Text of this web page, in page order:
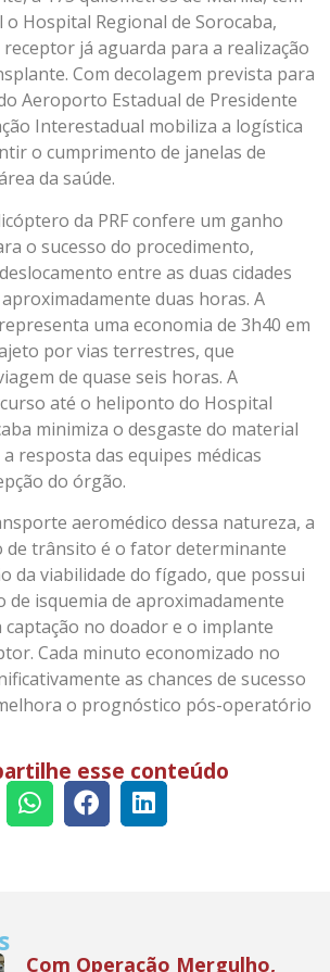
Hospital Regional de Sorocaba,
já aguarda para a realização
Com decolagem prevista para
Aeroporto Estadual de Presidente
Interestadual mobiliza a logística
o cumprimento de janelas de
da saúde.
da PRF confere um ganho
o sucesso do procedimento,
entre as duas cidades
duas horas. A
uma economia de 3h40 em
por vias terrestres, que
de quase seis horas. A
até o heliponto do Hospital
minimiza o desgaste do material
resposta das equipes médicas
do órgão.
aeromédico dessa natureza, a
de trânsito é o fator determinante
da viabilidade do fígado, que possui
de isquemia de aproximadamente
no doador e o implante
Cada minuto economizado no
as chances de sucesso
o prognóstico pós-operatório
esse conteúdo
Com Operação Mergulho,